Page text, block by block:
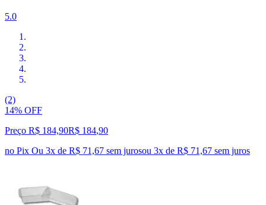
5.0
(2)
14% OFF
Preço R$ 184,90R$ 184,90
no Pix Ou 3x de R$ 71,67 sem jurosou 3x de R$ 71,67 sem juros